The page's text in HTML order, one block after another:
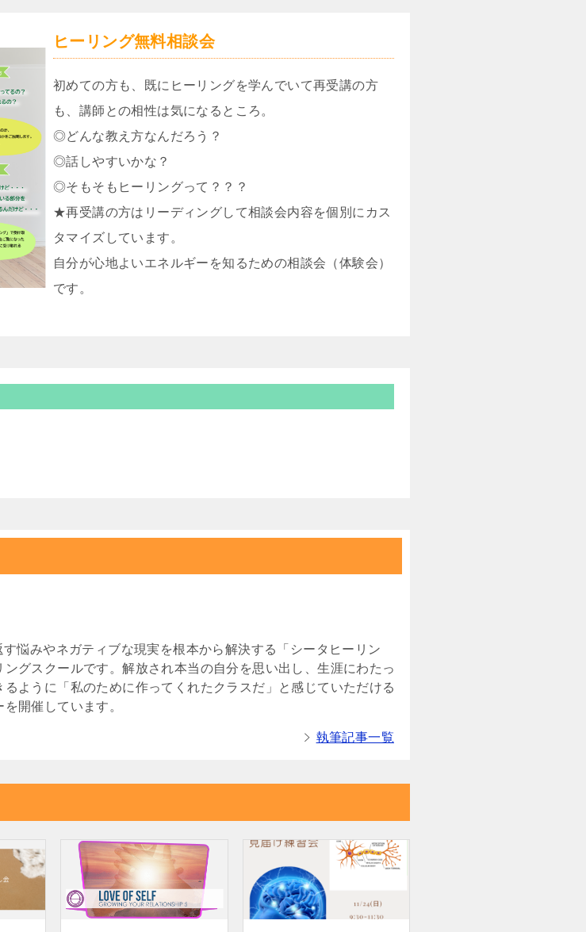
ヒーリング無料相談会
初めての方も、既にヒーリングを学んでいて再受講の方
も、講師との相性は気になるところ。
◎どんな教え方なんだろう？
◎話しやすいかな？
◎そもそもヒーリングって？？？
★再受講の方はリーディングして相談会内容を個別にカス
タマイズしています。
自分が心地よいエネルギーを知るための相談会（体験会）
です。
悩みやネガティブな現実を根本から解決する「シータヒーリン
グスクールです。解放され本当の自分を思い出し、生涯にわたっ
ように「私のために作ってくれたクラスだ」と感じていただける
開催しています。
執筆記事一覧